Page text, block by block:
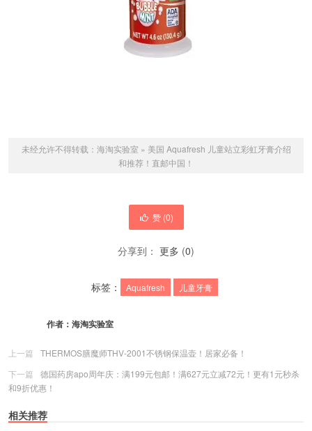
未经允许不得转载： 海淘实验室 » 美国 Aquafresh 儿童站立彩虹牙膏介绍
和推荐！直邮中国！
赞 (0)
分享到： 更多 (0)
标签： Aquafresh 儿童牙膏
作者： 海淘实验室
上一篇
THERMOS膳魔师THV-2001不锈钢保温壶！居家必备！
下一篇
德国药房apo周年庆：满199元包邮！满627元立减72元！更有1元秒杀
和9折优惠！
相关推荐